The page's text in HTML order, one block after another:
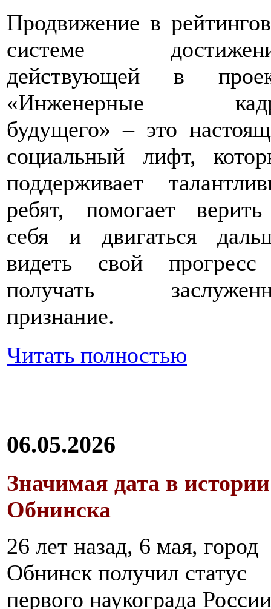
Продвижение в
системе
действующей в
«Инженерные
будущего» – это
социальный лифт,
поддерживает
ребят, помогает
себя и двигаться
видеть свой
получать
признание.
Читать полностью
06.05.2026
Значимая дата в истории
Обнинска
26 лет назад, 6 мая, город
Обнинск получил статус
первого наукограда